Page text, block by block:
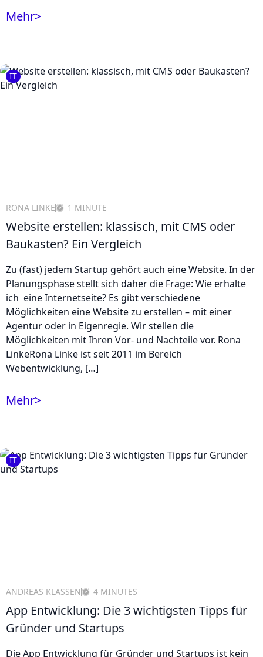
Mehr>
IT
RONA LINKE 1 MINUTE
Website erstellen: klassisch, mit CMS oder
Baukasten? Ein Vergleich
Zu (fast) jedem Startup gehört auch eine Website. In der
Planungsphase stellt sich daher die Frage: Wie erhalte
ich eine Internetseite? Es gibt verschiedene
Möglichkeiten eine Website zu erstellen – mit einer
Agentur oder in Eigenregie. Wir stellen die
Möglichkeiten mit Ihren Vor- und Nachteile vor. Rona
LinkeRona Linke ist seit 2011 im Bereich
Webentwicklung, […]
Mehr>
IT
ANDREAS KLASSEN 4 MINUTES
App Entwicklung: Die 3 wichtigsten Tipps für
Gründer und Startups
Die App Entwicklung für Gründer und Startups ist kein